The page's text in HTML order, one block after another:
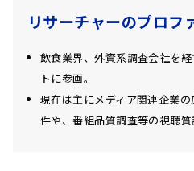
リサーチャーのプロフ
飲食業界、外資系調査会社を
トに参画。
現在は主にメディア関連企業
件や、番組品質調査等の視聴質